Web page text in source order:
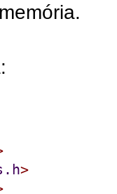
>